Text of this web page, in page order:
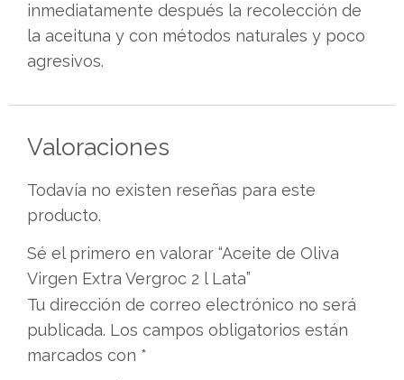
inmediatamente después la recolección de
la aceituna y con métodos naturales y poco
agresivos.
Valoraciones
Todavía no existen reseñas para este
producto.
Sé el primero en valorar “Aceite de Oliva
Virgen Extra Vergroc 2 l Lata”
Tu dirección de correo electrónico no será
publicada. Los campos obligatorios están
marcados con *